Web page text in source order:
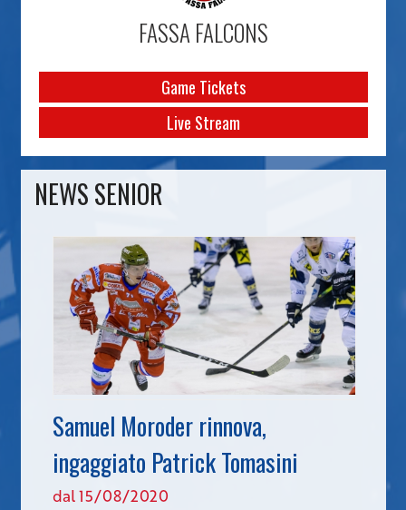
FASSA FALCONS
Game Tickets
Live Stream
NEWS SENIOR
Samuel Moroder rinnova,
ingaggiato Patrick Tomasini
dal 15/08/2020